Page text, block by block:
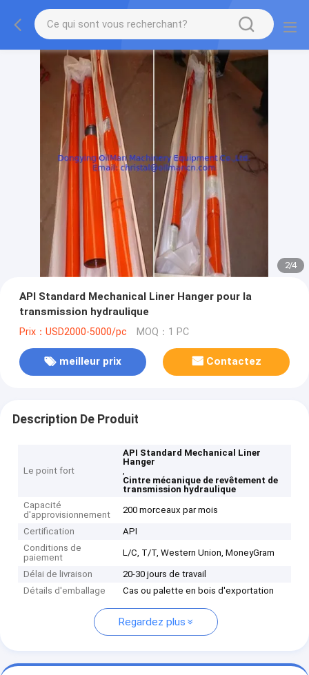
2/4
API Standard Mechanical Liner Hanger pour la
transmission hydraulique
Prix：USD2000-5000/pc MOQ：1 PC
meilleur prix Contactez
Description De Produit
Le point fort
API Standard Mechanical Liner
Hanger
,
Cintre mécanique de revêtement de
transmission hydraulique
Capacité
d'approvisionnement
200 morceaux par mois
Certification
API
Conditions de
paiement
L/C, T/T, Western Union, MoneyGram
Délai de livraison
20-30 jours de travail
Détails d'emballage
Cas ou palette en bois d'exportation
Regardez plus